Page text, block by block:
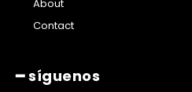
About
Contact
━ síguenos